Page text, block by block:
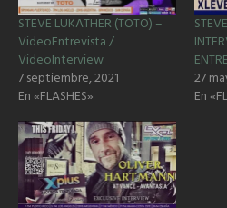
STEVE LUKATHER (TOTO) –
VideoEntrevista /
VideoInterview
7 septiembre, 2021
En «FLASHES»
27
En